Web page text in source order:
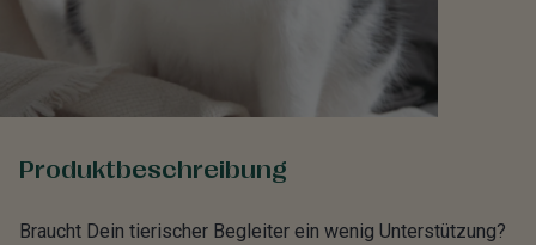
Produktbeschreibung
Braucht Dein tierischer Begleiter ein wenig Unterstützung?